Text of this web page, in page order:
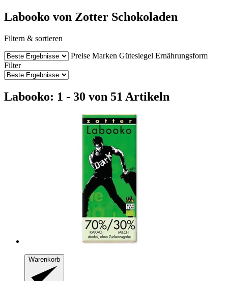
Labooko von Zotter Schokoladen
Filtern & sortieren
Preise Marken Gütesiegel Ernährungsform
Filter
Labooko: 1 - 30 von 51 Artikeln
Warenkorb